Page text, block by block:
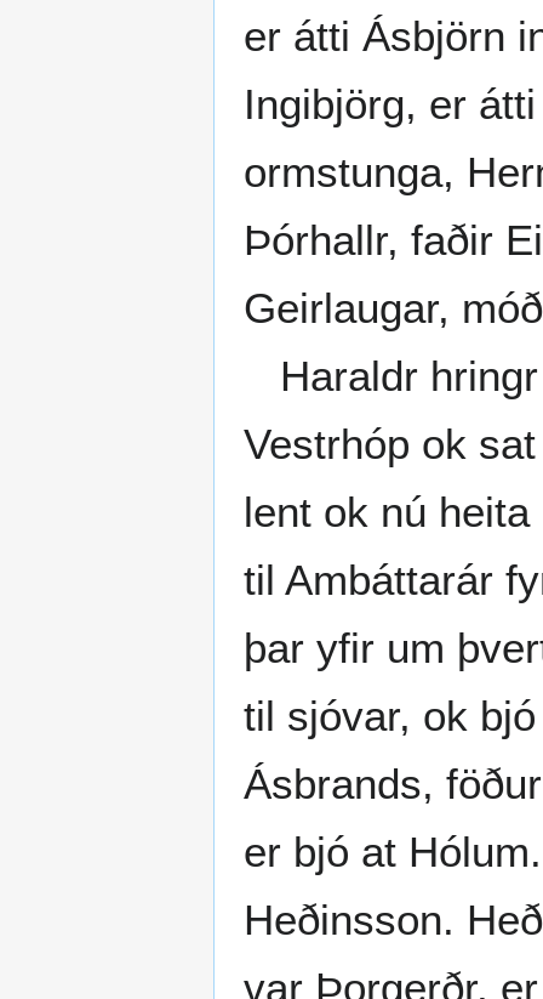
er átti Ásbjörn
Ingibjörg, er
ormstunga,
Þórhallr, faðir
Geirlaugar,
Haraldr
Vestrhóp ok
lent ok nú
til Ambáttarár
þar yfir um
til sjóvar, ok
Ásbrands,
er bjó at
Heðinsson.
var Þorgerðr,